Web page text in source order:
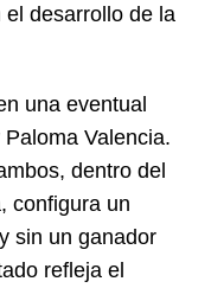
desarrollo de la
una eventual
Valencia.
dentro del
configura un
sin un ganador
refleja el